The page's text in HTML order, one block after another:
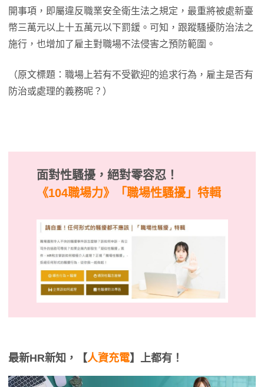
開事項，即屬違反職業安全衛生法之規定，最重將被處新臺
幣三萬元以上十五萬元以下罰鍰。可知，跟蹤騷擾防治法之
施行，也增加了雇主對職場不法侵害之預防範圍。
（原文標題：職場上若有不受歡迎的追求行為，雇主是否有
防治或處理的義務呢？）
面對性騷擾，絕對零容忍！
《104職場力》
「職場性騷擾」特輯
最新HR新知，【人資充電】上都有！